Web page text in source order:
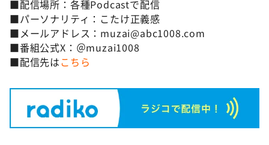
■配信場所：各種Podcastで配信
■パーソナリティ：こたけ正義感
■メールアドレス：muzai@abc1008.com
■番組公式X：＠muzai1008
■配信先はこちら